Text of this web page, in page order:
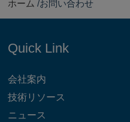
ホーム お問い合わせ
Quick Link
会社案内
技術リソース
ニュース